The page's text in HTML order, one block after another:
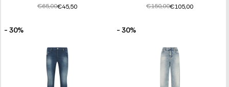
€65,00€45,50 €150,00€105,00
- 30% - 30%